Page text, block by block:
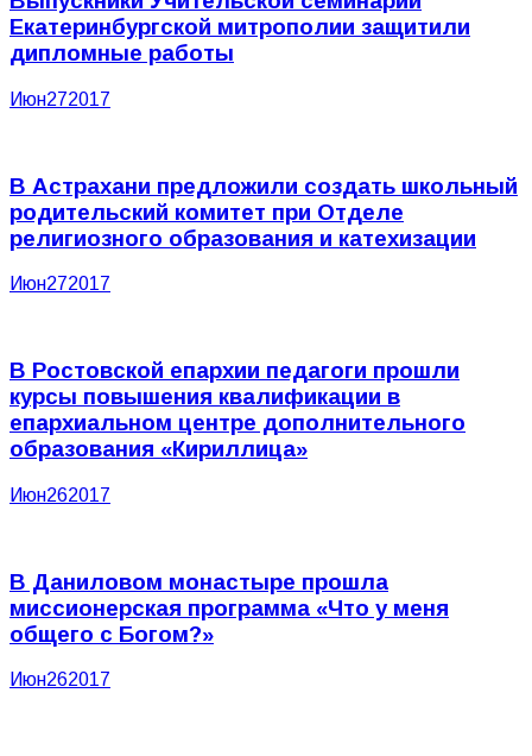
Екатеринбургской митрополии защитили
дипломные работы
Июн272017
В Астрахани предложили создать школьный
родительский комитет при Отделе
религиозного образования и катехизации
Июн272017
В Ростовской епархии педагоги прошли
курсы повышения квалификации в
епархиальном центре дополнительного
образования «Кириллица»
Июн262017
В Даниловом монастыре прошла
миссионерская программа «Что у меня
общего с Богом?»
Июн262017